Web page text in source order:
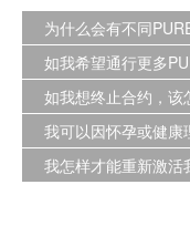
为什么会有不同
如我希望通行更多
如我想终止合约，该
我可以因怀孕或健康
我怎样才能重新激活